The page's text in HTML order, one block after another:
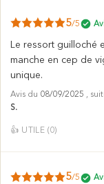
5/5
Le ressort guilloché
manche en cep de
unique.
Avis du 08/09/2025 ,
S.
👍 UTILE (0)
5/5